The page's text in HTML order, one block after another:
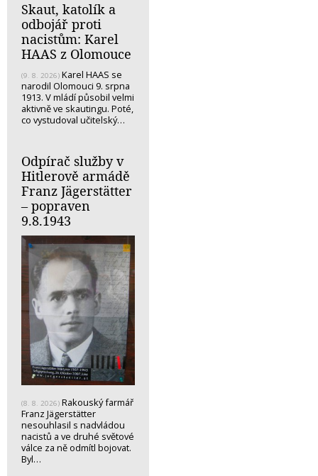
Skaut, katolík a
odbojář proti
nacistům: Karel
HAAS z Olomouce
(9. 8. 2026) Karel HAAS se
narodil Olomouci 9. srpna
1913. V mládí působil velmi
aktivně ve skautingu. Poté,
co vystudoval učitelský…
Odpírač služby v
Hitlerově armádě
Franz Jägerstätter
– popraven
9.8.1943
(8. 8. 2026) Rakouský farmář
Franz Jägerstätter
nesouhlasil s nadvládou
nacistů a ve druhé světové
válce za ně odmítl bojovat.
Byl…